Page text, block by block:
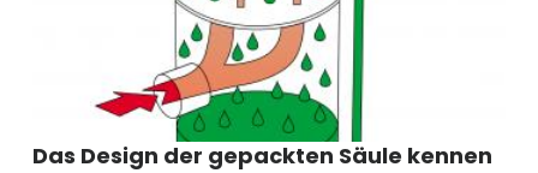
Das Design der gepackten Säule kennen